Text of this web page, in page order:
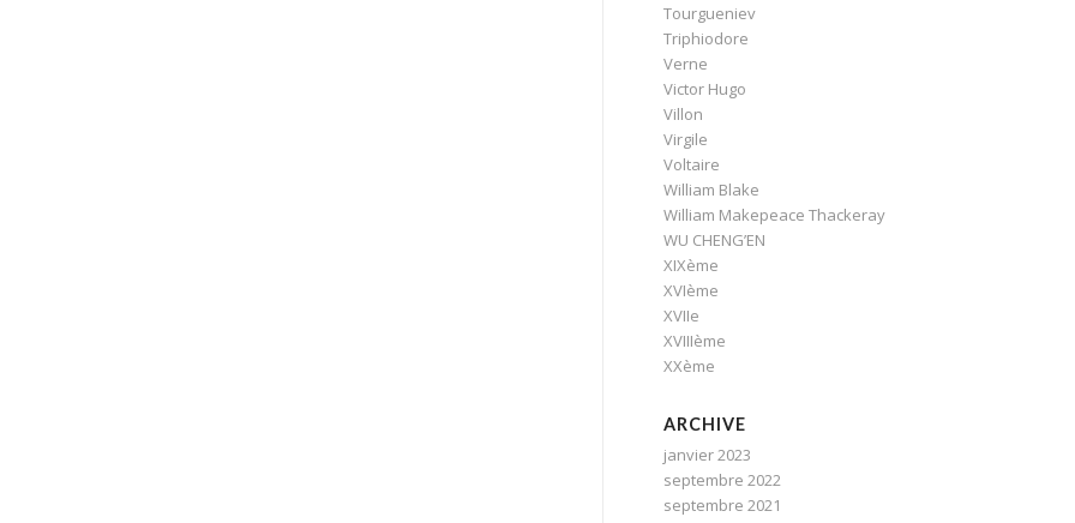
Tourgueniev
Triphiodore
Verne
Victor Hugo
Villon
Virgile
Voltaire
William Blake
William Makepeace Thackeray
WU CHENG’EN
XIXème
XVIème
XVIIe
XVIIIème
XXème
ARCHIVE
janvier 2023
septembre 2022
septembre 2021